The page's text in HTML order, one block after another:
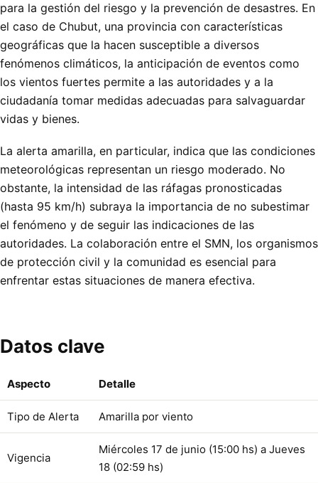
para la gestión del riesgo y la prevención de desastres. En
el caso de Chubut, una provincia con características
geográficas que la hacen susceptible a diversos
fenómenos climáticos, la anticipación de eventos como
los vientos fuertes permite a las autoridades y a la
ciudadanía tomar medidas adecuadas para salvaguardar
vidas y bienes.
La alerta amarilla, en particular, indica que las condiciones
meteorológicas representan un riesgo moderado. No
obstante, la intensidad de las ráfagas pronosticadas
(hasta 95 km/h) subraya la importancia de no subestimar
el fenómeno y de seguir las indicaciones de las
autoridades. La colaboración entre el SMN, los organismos
de protección civil y la comunidad es esencial para
enfrentar estas situaciones de manera efectiva.
Datos clave
Aspecto Detalle
Tipo de Alerta Amarilla por viento
Vigencia
Miércoles 17 de junio (15:00 hs) a Jueves
18 (02:59 hs)